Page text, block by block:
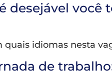
desejável você
quais idiomas nesta
de